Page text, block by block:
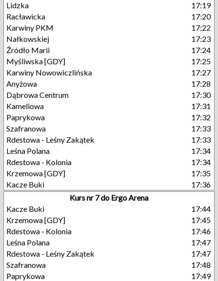
Lidzka
17:19
Racławicka
17:20
Karwiny PKM
17:22
Nałkowskiej
17:23
Źródło Marii
17:24
Myśliwska [GDY]
17:25
Karwiny Nowowiczlińska
17:27
Anyżowa
17:28
Dąbrowa Centrum
17:30
Kameliowa
17:31
Paprykowa
17:32
Szafranowa
17:33
Rdestowa - Leśny Zakątek
17:33
Leśna Polana
17:34
Rdestowa - Kolonia
17:34
Krzemowa [GDY]
17:35
Kacze Buki
17:36
Kurs nr 7 do Ergo Arena
Kacze Buki
17:44
Krzemowa [GDY]
17:45
Rdestowa - Kolonia
17:46
Leśna Polana
17:47
Rdestowa - Leśny Zakątek
17:47
Szafranowa
17:48
Paprykowa
17:49